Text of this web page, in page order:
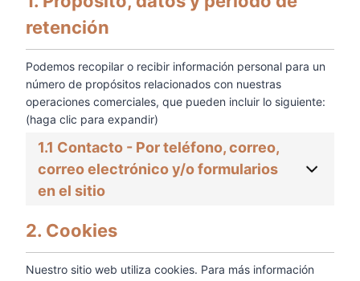
retención
Podemos recopilar o recibir información personal para un
número de propósitos relacionados con nuestras
operaciones comerciales, que pueden incluir lo siguiente:
(haga clic para expandir)
1.1 Contacto - Por teléfono, correo,
correo electrónico y/o formularios
en el sitio
2. Cookies
Nuestro sitio web utiliza cookies. Para más información